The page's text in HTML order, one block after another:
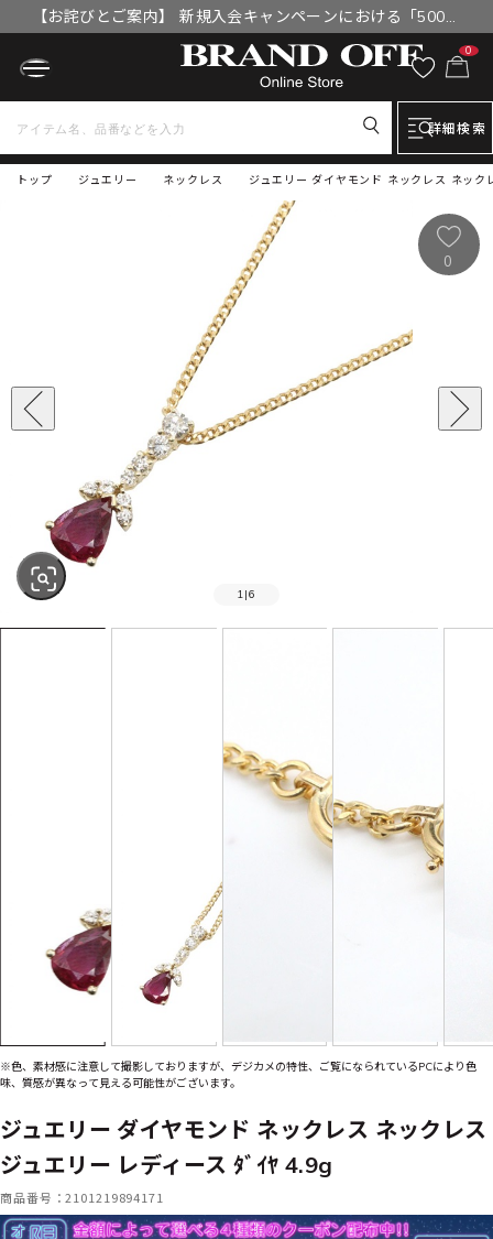
【お詫びとご案内】 新規入会キャンペーンにおける「500円
OFFクーポン」付与漏れと補填について
0
詳細検索
トップ ジュエリー ダイヤモンド ネックレス ネッ
ジュエリー ネックレス
1 |6
0
※色、素材感に注意して撮影しておりますが、デジカメの特性、ご覧になられているPCにより色
味、質感が異なって見える可能性がございます。
ジュエリー ダイヤモンド ネックレス ネックレス
ジュエリー レディース ﾀﾞｲﾔ 4.9g
商品番号：2101219894171